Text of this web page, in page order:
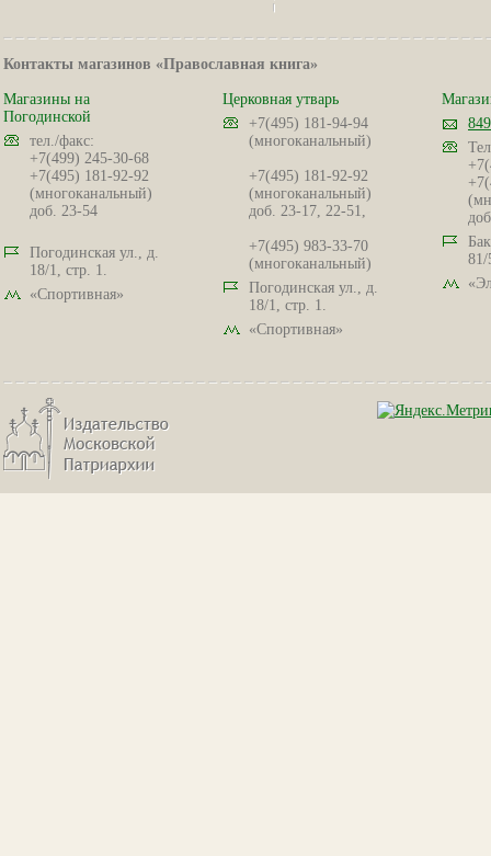
Контакты магазинов «Православная книга»
Магазины на
Погодинской
тел./факс:
+7(499) 245-30-68
+7(495) 181-92-92
(многоканальный)
доб. 23-54
Погодинская ул., д.
18/1, стр. 1.
«Спортивная»
Церковная утварь
+7(495) 181-94-94
(многоканальный)
+7(495) 181-92-92
(многоканальный)
доб. 23-17, 22-51,
+7(495) 983-33-70
(многоканальный)
Погодинская ул., д.
18/1, стр. 1.
«Спортивная»
81/